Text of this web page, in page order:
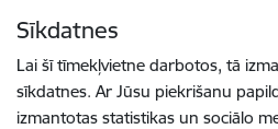
Sīkdatnes
Lai šī tīmekļvietne darbotos, tā
sīkdatnes. Ar Jūsu piekrišanu
izmantotas statistikas un sociālo